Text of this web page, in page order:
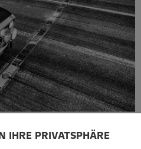
IHRE PRIVATSPHÄRE